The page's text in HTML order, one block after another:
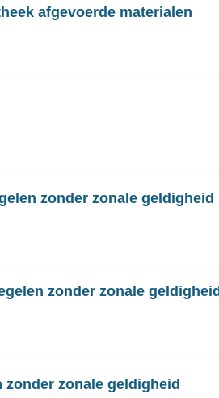
afgevoerde materialen
zonder zonale geldigheid
zonder zonale geldigheid
zonale geldigheid